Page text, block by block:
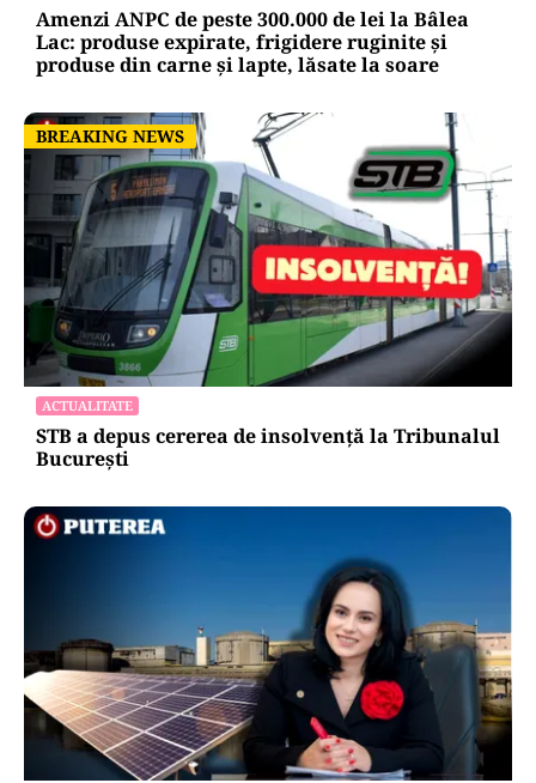
Amenzi ANPC de peste 300.000 de lei la Bâlea
Lac: produse expirate, frigidere ruginite și
produse din carne și lapte, lăsate la soare
BREAKING NEWS
BREAKING NEWS
ACTUALITATE
STB a depus cererea de insolvență la Tribunalul
București